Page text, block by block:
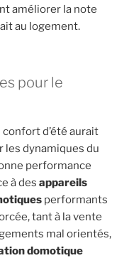
améliorer la note
au logement.
pour le
d’été aurait
les dynamiques du
performance
à des appareils
performants
tant à la vente
mal orientés,
domotique